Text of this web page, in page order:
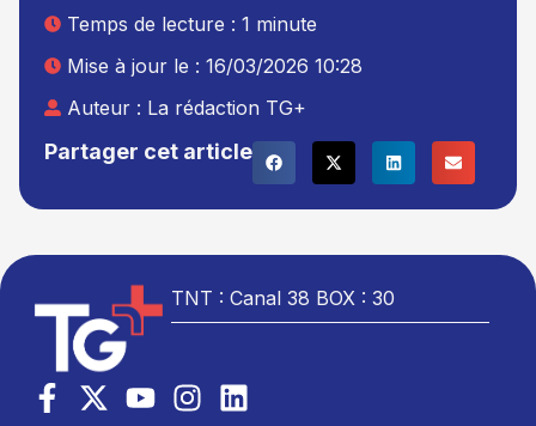
Partager cet article
Temps de lecture : 1 minute
Mise à jour le : 16/03/2026 10:28
Auteur : La rédaction TG+
TNT : Canal 38 BOX : 30